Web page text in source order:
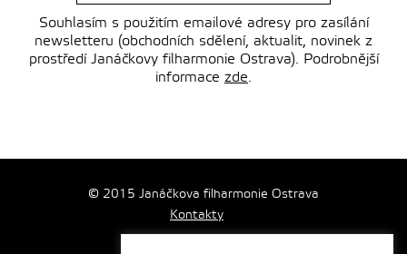
Souhlasím s použitím emailové adresy pro zasílání
newsletteru (obchodních sdělení, aktualit, novinek z
prostředí Janáčkovy filharmonie Ostrava). Podrobnější
informace zde.
© 2015 Janáčkova filharmonie Ostrava
Kontakty